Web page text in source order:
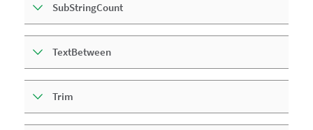
SubStringCount
TextBetween
Trim